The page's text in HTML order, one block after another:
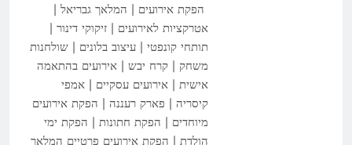
הפקת אירועים | המלאך גבריאל |
אטרקציות לאירועים | זיקוקי דינור |
תותחי קונפטי | עיצוב בלונים | שולחנות
משחק | קרח יבש | אירועים בהתאמה
אישית | אירועים עסקיים | אמפי
קיסריה | פארק רעננה | הפקת אירועים
מיוחדים | הפקת חתונות | הפקת ימי
הולדת | הפקת אירועים פרטיים המלאך